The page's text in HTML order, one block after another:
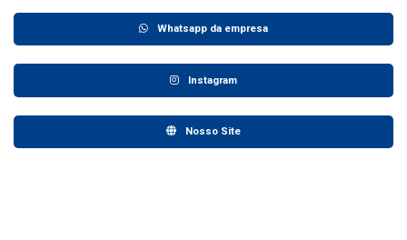
Whatsapp da empresa
Instagram
Nosso Site